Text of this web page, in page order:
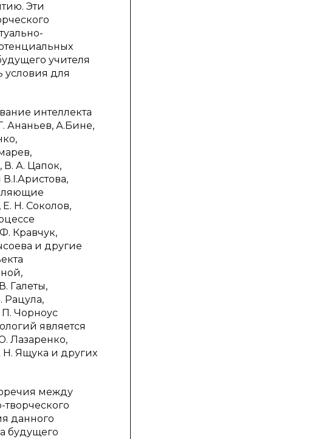
Эти
учителя
условия для
интеллекта
Ананьев, А.Бине,
В. А. Цапок,
Н. Соколов,
Кравчук,
и другие
Галеты,
Рацула,
П. Чорноус
является
Лазаренко,
Н. Ящука и других
между
данного
будущего